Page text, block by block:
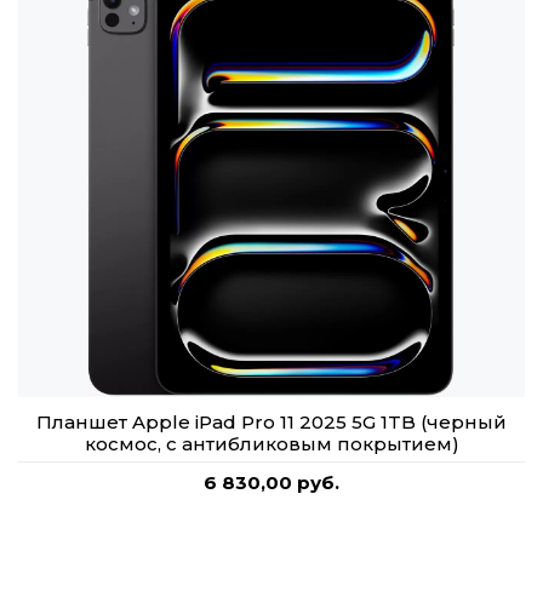
Планшет Apple iPad Pro 11 2025 5G 1TB (черный
космос, с антибликовым покрытием)
6 830,00 руб.